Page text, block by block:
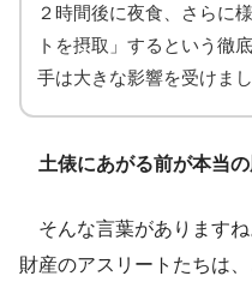
２時間後に夜食、さらに
トを摂取」するという徹
手は大きな影響を受けまし
土俵にあがる前が本当の
そんな言葉があります
財産のアスリートたちは